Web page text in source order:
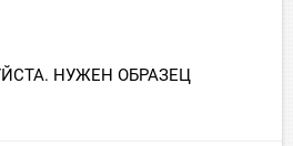
НУЖЕН ОБРАЗЕЦ